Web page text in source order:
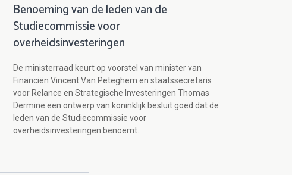
Benoeming van de leden van de
Studiecommissie voor
overheidsinvesteringen
De ministerraad keurt op voorstel van minister van
Financiën Vincent Van Peteghem en staatssecretaris
voor Relance en Strategische Investeringen Thomas
Dermine een ontwerp van koninklijk besluit goed dat de
leden van de Studiecommissie voor
overheidsinvesteringen benoemt.